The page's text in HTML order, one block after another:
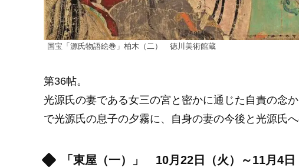
国宝「源氏物語絵巻」柏木（二） 徳川美術館蔵
第36帖。
光源氏の妻である女三の宮と密かに通じた自責の念
で光源氏の息子の夕霧に、自身の妻の今後と光源氏
「東屋（一）」 10月22日（火）～11月4日